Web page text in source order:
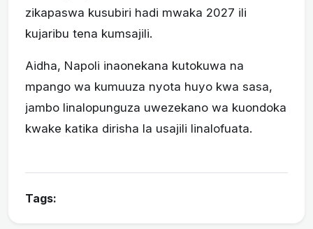
zikapaswa kusubiri hadi mwaka 2027 ili
kujaribu tena kumsajili.
Aidha, Napoli inaonekana kutokuwa na
mpango wa kumuuza nyota huyo kwa sasa,
jambo linalopunguza uwezekano wa kuondoka
kwake katika dirisha la usajili linalofuata.
Tags: